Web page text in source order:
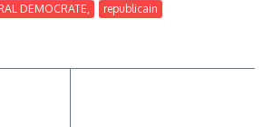
DEMOCRATE, republicain